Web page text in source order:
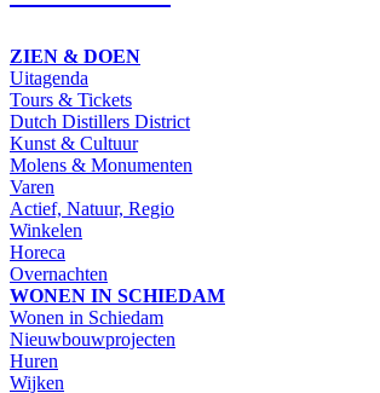
ZIEN & DOEN
Uitagenda
Tours & Tickets
Dutch Distillers District
Kunst & Cultuur
Molens & Monumenten
Varen
Actief, Natuur, Regio
Winkelen
Horeca
Overnachten
WONEN IN SCHIEDAM
Wonen in Schiedam
Nieuwbouwprojecten
Huren
Wijken